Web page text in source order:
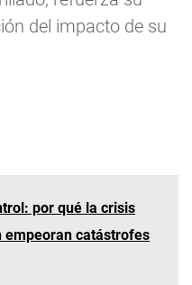
del impacto de su
por qué la crisis
catástrofes